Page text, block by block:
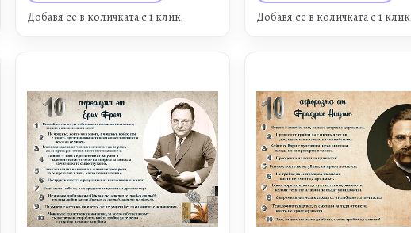
Добавя се в количката с 1 клик. Добавя се в количката с 1 клик.